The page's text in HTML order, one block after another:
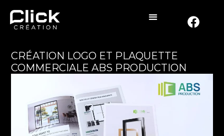
CRÉATION LOGO ET PLAQUETTE
COMMERCIALE ABS PRODUCTION